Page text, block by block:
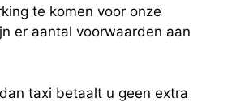
te komen voor onze
er aantal voorwaarden aan
taxi betaalt u geen extra